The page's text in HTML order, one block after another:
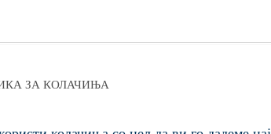
ЗА КОЛАЧИЊА